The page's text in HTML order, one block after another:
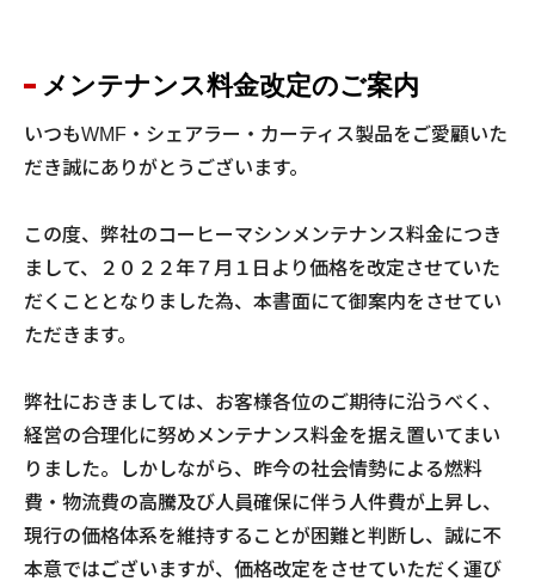
メンテナンス料金改定のご案内
いつもWMF・シェアラー・カーティス製品をご愛顧いた
だき誠にありがとうございます。
この度、弊社のコーヒーマシンメンテナンス料金につき
まして、２０２２年７月１日より価格を改定させていた
だくこととなりました為、本書面にて御案内をさせてい
ただきます。
弊社におきましては、お客様各位のご期待に沿うべく、
経営の合理化に努めメンテナンス料金を据え置いてまい
りました。しかしながら、昨今の社会情勢による燃料
費・物流費の高騰及び人員確保に伴う人件費が上昇し、
現行の価格体系を維持することが困難と判断し、誠に不
本意ではございますが、価格改定をさせていただく運び